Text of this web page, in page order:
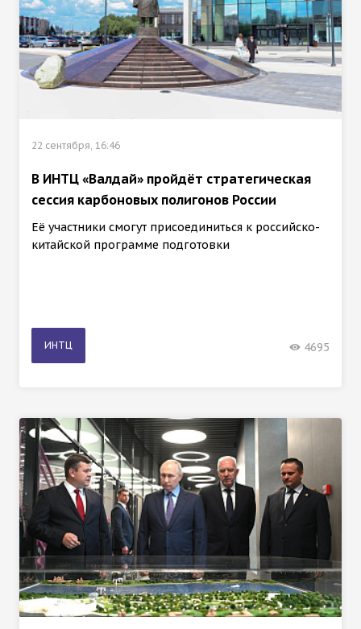
22 сентября, 16:46
В ИНТЦ «Валдай» пройдёт стратегическая
сессия карбоновых полигонов России
Её участники смогут присоединиться к российско-
китайской программе подготовки
ИНТЦ 4695